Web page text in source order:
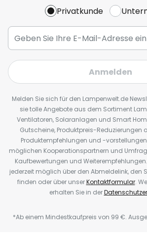
Privatkunde
Anmelden
Melden Sie sich für den Lampenwelt.de
sie tolle Angebote aus dem Sortiment
Ventilatoren, Solaranlagen und Smart
Gutscheine, Produktpreis-Reduzierungen
Produktempfehlungen und -
möglichen Kooperationspartnern und
Kaufbewertungen und
jederzeit möglich über den Abmeldelink, den
finden oder über unserKontaktformular.
erhalten Sie in der
*Ab einem Mindestkaufpreis von 99 €.